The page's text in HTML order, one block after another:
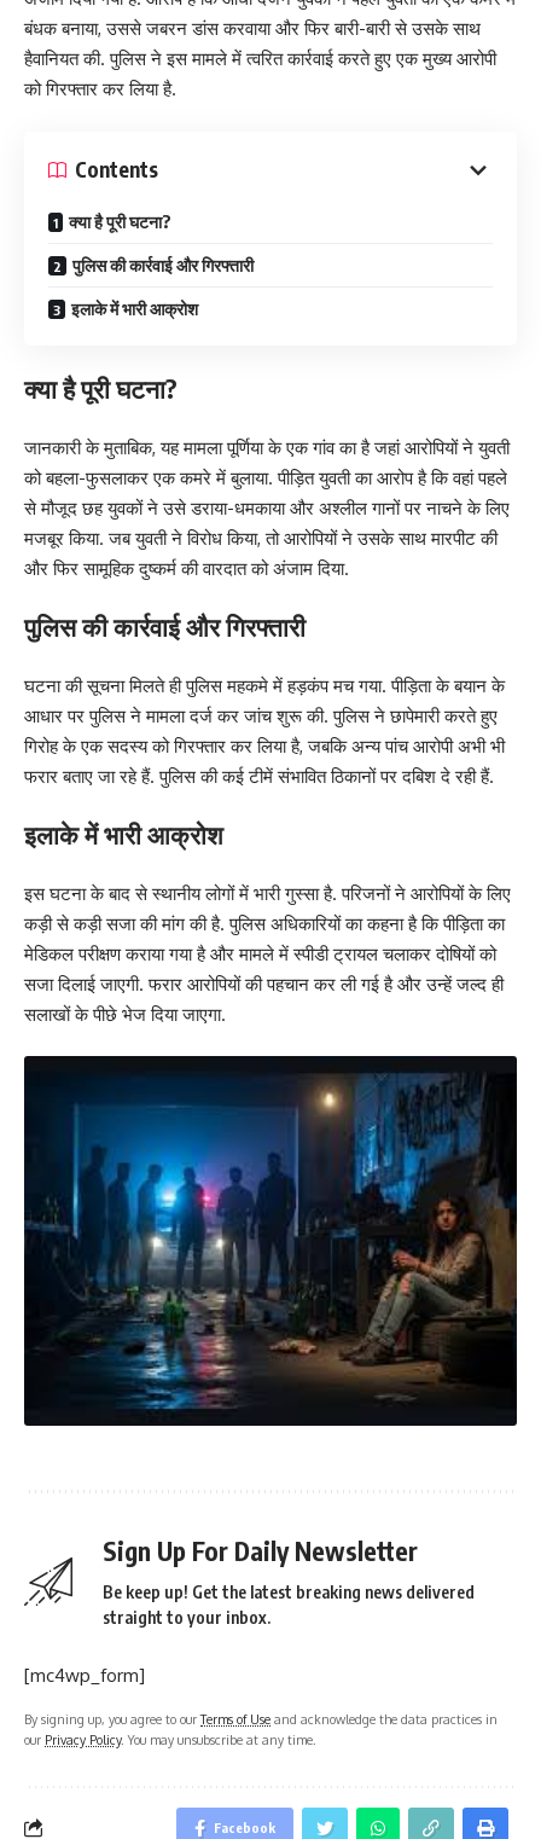
बंधक बनाया, उससे जबरन डांस करवाया और फिर बारी-बारी से उसके साथ
हैवानियत की. पुलिस ने इस मामले में त्वरित कार्रवाई करते हुए एक मुख्य आरोपी
को गिरफ्तार कर लिया है.
Contents
क्या है पूरी घटना?
पुलिस की कार्रवाई और गिरफ्तारी
इलाके में भारी आक्रोश
क्या है पूरी घटना?
जानकारी के मुताबिक, यह मामला पूर्णिया के एक गांव का है जहां आरोपियों ने युवती
को बहला-फुसलाकर एक कमरे में बुलाया. पीड़ित युवती का आरोप है कि वहां पहले
से मौजूद छह युवकों ने उसे डराया-धमकाया और अश्लील गानों पर नाचने के लिए
मजबूर किया. जब युवती ने विरोध किया, तो आरोपियों ने उसके साथ मारपीट की
और फिर सामूहिक दुष्कर्म की वारदात को अंजाम दिया.
पुलिस की कार्रवाई और गिरफ्तारी
घटना की सूचना मिलते ही पुलिस महकमे में हड़कंप मच गया. पीड़िता के बयान के
आधार पर पुलिस ने मामला दर्ज कर जांच शुरू की. पुलिस ने छापेमारी करते हुए
गिरोह के एक सदस्य को गिरफ्तार कर लिया है, जबकि अन्य पांच आरोपी अभी भी
फरार बताए जा रहे हैं. पुलिस की कई टीमें संभावित ठिकानों पर दबिश दे रही हैं.
इलाके में भारी आक्रोश
इस घटना के बाद से स्थानीय लोगों में भारी गुस्सा है. परिजनों ने आरोपियों के लिए
कड़ी से कड़ी सजा की मांग की है. पुलिस अधिकारियों का कहना है कि पीड़िता का
मेडिकल परीक्षण कराया गया है और मामले में स्पीडी ट्रायल चलाकर दोषियों को
सजा दिलाई जाएगी. फरार आरोपियों की पहचान कर ली गई है और उन्हें जल्द ही
सलाखों के पीछे भेज दिया जाएगा.
Sign Up For Daily Newsletter
Be keep up! Get the latest breaking news delivered
straight to your inbox.
[mc4wp_form]
By signing up, you agree to ourTerms of Use and acknowledge the data practices in
our Privacy Policy. You may unsubscribe at any time.
Facebook